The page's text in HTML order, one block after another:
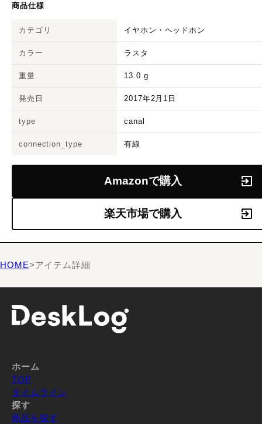
商品仕様
カテゴリ イヤホン・ヘッドホン
カラー ラスタ
重量 13.0 g
発売日 2017年2月1日
type canal
connection_type 有線
Amazonで購入
楽天市場で購入
HOME>アイテム詳細
ホーム
TOP
タイムライン
探す
商品を探す